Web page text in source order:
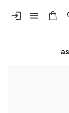
menu
login